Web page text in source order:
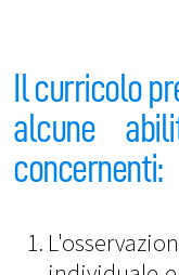
Il curricolo
alcune
concernenti: